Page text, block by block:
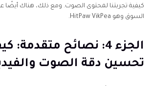
كيفية تجربتنا لمحتوى الصوت. ومع ذلك، هناك أيضًا
السوق وهو HitPaw VikPea.
الجزء 4: نصائح متقدمة:
تحسين دقة الصوت